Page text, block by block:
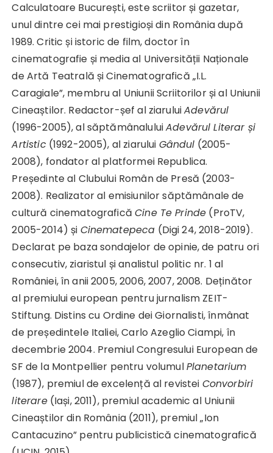
Calculatoare București, este scriitor și gazetar,
unul dintre cei mai prestigioși din România după
1989. Critic și istoric de film, doctor în
cinematografie și media al Universității Naționale
de Artă Teatrală și Cinematografică „I.L.
Caragiale”, membru al Uniunii Scriitorilor și al Uniunii
Cineaștilor. Redactor-șef al ziaruluiAdevărul
(1996-2005), al săptămânaluluiAdevărul Literar și
Artistic(1992-2005), al ziarului Gândul (2005-
2008), fondator al platformei Republica.
Președinte al Clubului Român de Presă (2003-
2008). Realizator al emisiunilor săptămânale de
cultură cinematograficăCine Te Prinde (ProTV,
2005-2014) și Cinematepeca (Digi 24, 2018-2019).
Declarat pe baza sondajelor de opinie, de patru ori
consecutiv, ziaristul și analistul politic nr. 1 al
României, în anii 2005, 2006, 2007, 2008. Deținător
al premiului european pentru jurnalism ZEIT-
Stiftung. Distins cu Ordine dei Giornalisti, înmânat
de președintele Italiei, Carlo Azeglio Ciampi, în
decembrie 2004. Premiul Congresului European de
SF de la Montpellier pentru volumulPlanetarium
(1987), premiul de excelență al revistei Convorbiri
literare(Iași, 2011), premiul academic al Uniunii
Cineaștilor din România (2011), premiul „Ion
Cantacuzino” pentru publicistică cinematografică